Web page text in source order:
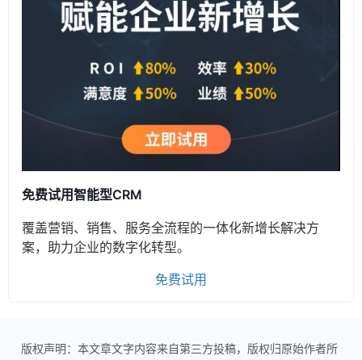
免费试用智能型CRM
覆盖营销、销售、服务全流程的一体化新增长解决方
案，助力企业的数字化转型。
免费试用
版权声明：本文章文字内容来自第三方投稿，版权归原始作者所